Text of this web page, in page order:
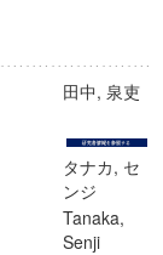
田中, 泉吏
タナカ, セ
ンジ
Tanaka,
Senji